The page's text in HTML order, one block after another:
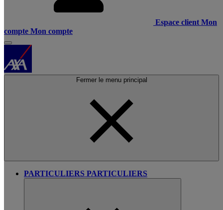
Espace client Mon
compte Mon compte
Fermer le menu principal
PARTICULIERS PARTICULIERS